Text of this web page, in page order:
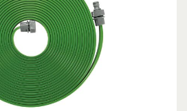
zijn innovatieve methodes
van nature kalk, waardoor
kan vormen op de
deze echter van zacht
veeg je dit er eenvoudig
Bovendien worden vuildeeltjes
geïntegreerde roestvrijstalen